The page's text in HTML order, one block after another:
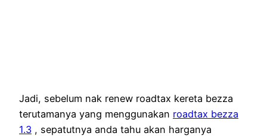
Jadi, sebelum nak renew roadtax kereta bezza
terutamanya yang menggunakan roadtax bezza
1.3 , sepatutnya anda tahu akan harganya